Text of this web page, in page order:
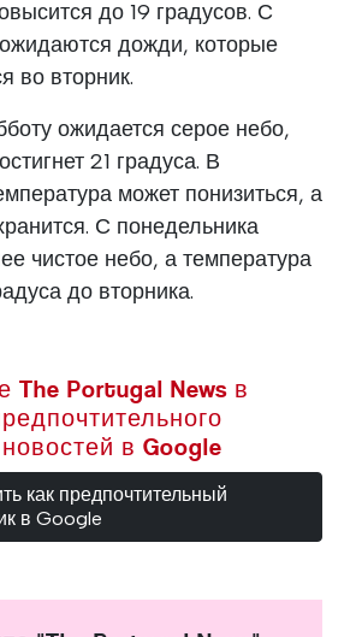
до 19 градусов. С
дожди, которые
во вторник.
ожидается серое небо,
21 градуса. В
может понизиться, а
С понедельника
чистое небо, а температура
до вторника.
The Portugal News в
в Google
как предпочтительный
в Google